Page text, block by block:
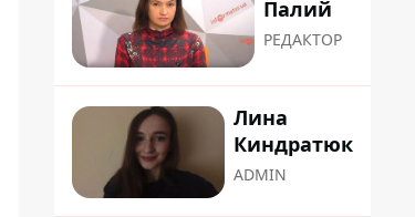
Палий
РЕДАКТОР
Лина
Киндратюк
ADMIN